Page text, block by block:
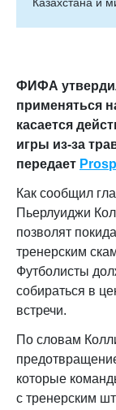
ФИФА
применяться
касается
игры из-за
передает
Как сообщил
Пьерлуиджи
позволят
тренерским
Футболисты
собираться в
встречи.
По словам
которые
с тренерским